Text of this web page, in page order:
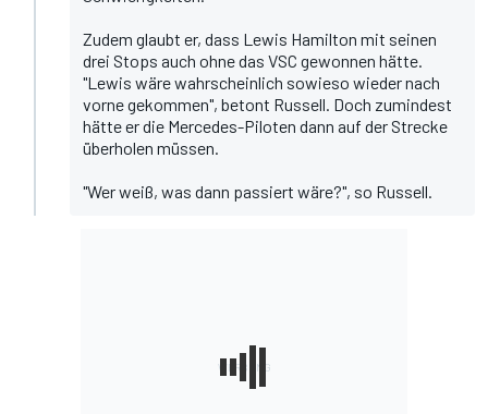
Zudem glaubt er, dass Lewis Hamilton mit seinen
drei Stops auch ohne das VSC gewonnen hätte.
"Lewis wäre wahrscheinlich sowieso wieder nach
vorne gekommen", betont Russell. Doch zumindest
hätte er die Mercedes-Piloten dann auf der Strecke
überholen müssen.
"Wer weiß, was dann passiert wäre?", so Russell.